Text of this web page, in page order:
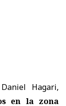
Hagari,
en la zona